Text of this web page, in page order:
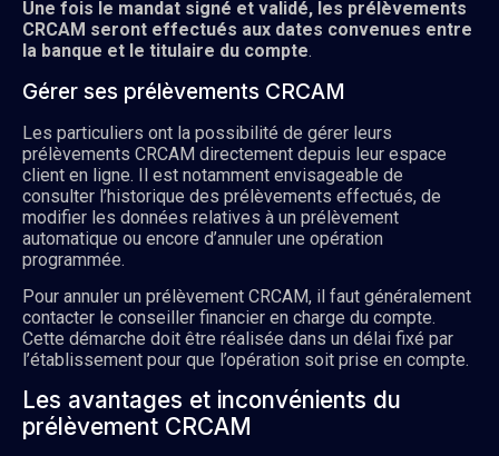
Une fois le mandat signé et validé, les prélèvements
CRCAM seront effectués aux dates convenues entre
la banque et le titulaire du compte.
Gérer ses prélèvements CRCAM
Les particuliers ont la possibilité de gérer leurs
prélèvements CRCAM directement depuis leur espace
client en ligne. Il est notamment envisageable de
consulter l’historique des prélèvements effectués, de
modifier les données relatives à un prélèvement
automatique ou encore d’annuler une opération
programmée.
Pour annuler un prélèvement CRCAM, il faut généralement
contacter le conseiller financier en charge du compte.
Cette démarche doit être réalisée dans un délai fixé par
l’établissement pour que l’opération soit prise en compte.
Les avantages et inconvénients du
prélèvement CRCAM